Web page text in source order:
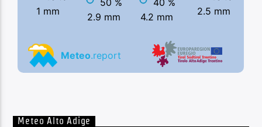
Meteo Alto Adige